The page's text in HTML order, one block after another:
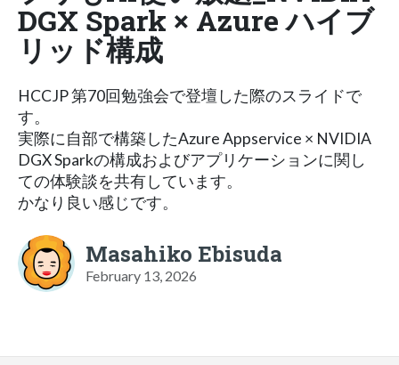
DGX Spark × Azure ハイブ
リッド構成
HCCJP 第70回勉強会で登壇した際のスライドで
す。
実際に自部で構築したAzure Appservice × NVIDIA
DGX Sparkの構成およびアプリケーションに関し
ての体験談を共有しています。
かなり良い感じです。
Masahiko Ebisuda
February 13, 2026